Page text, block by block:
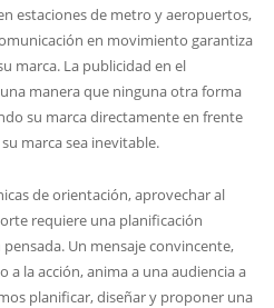
estaciones de metro y aeropuertos,
en movimiento garantiza
marca. La publicidad en el
manera que ninguna otra forma
su marca directamente en frente
marca sea inevitable.
de orientación, aprovechar al
requiere una planificación
Un mensaje convincente,
la acción, anima a una audiencia a
planificar, diseñar y proponer una